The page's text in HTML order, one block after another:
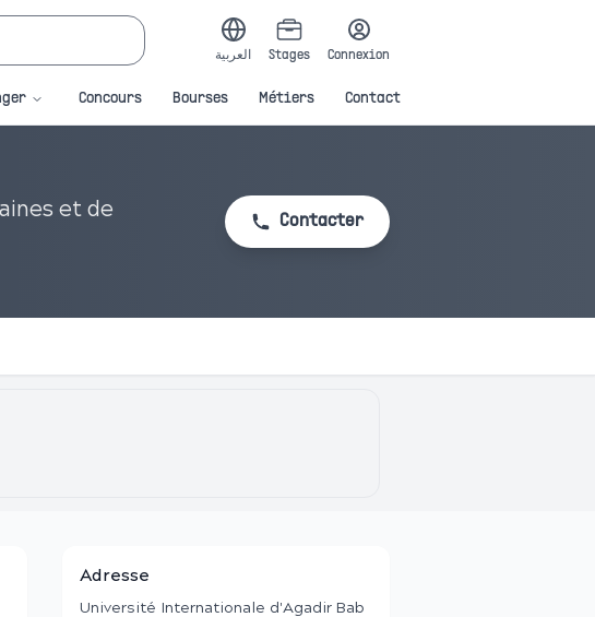
العربية Stages Connexion
Concours Bourses Métiers Contact
et de
Contacter
Adresse
Université Internationale d'Agadir Bab